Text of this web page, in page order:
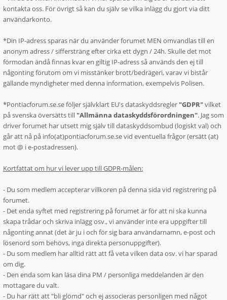
kontakta oss. För övrigt så kan du själv se vilka inlägg du gjort via ditt
användarkonto.
*Din IP-adress sparas när du använder forumet MEN omvandlas till en
anonym adress / siffersträng efter cirka ett dygn / 24h. Skulle det mot
förmodan ändå finnas kvar en giltig IP-adress så används den ej till
någonting förutom om vi misstänker brott/bedrägeri, varav vi bistår
gällande myndigheter med denna information, exempelvis Polisen.
*Pontiacforum.se.se följer självklart EU's dataskyddsregler "GDPR"vilket
på svenska översätts till "Allmänna dataskyddsförordningen". Jag som
driver forumet har utsett mig själv till dataskyddsombud (logiskt val) och
går att nå på info(at)pontiacforum.se.se vid eventuella frågor (ersätt (at)
mot @ i e-postadressen).
Kortfattat om hur vi lever upp till GDPR-målen:
- Du som medlem accepterar villkoren på denna sida vid registrering på
forumet.
- Det enda syftet med registrering på forumet är för att ni ska kunna
skapa trådar och skriva inlägg osv., vi använder inte era uppgifter till
någonting annat (det är ju i och för sig bara användarnamn, e-post och
lösenord som behövs, inga direkta personuppgifter).
- Du som medlem har alltid rätt att få veta vilken data osv. vi har sparad
om dig.
- Den enda som kan läsa dina PM / personliga meddelanden är den
mottagare du valt.
- Du har rätt att "bli glömd" och ej associeras personligen med något